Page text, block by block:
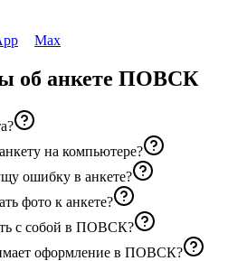
Max
об анкете ПОВСК
на компьютере?
ошибку в анкете?
фото к анкете?
с собой в ПОВСК?
оформление в ПОВСК?